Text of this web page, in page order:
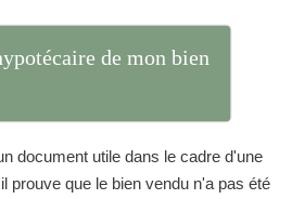
de mon bien
document utile dans le cadre d'une
prouve que le bien vendu n'a pas été